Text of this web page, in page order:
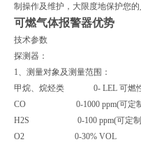
制操作及维护，大限度地保护您的
可燃气体报警器优势
技术参数
探测器：
1、测量对象及测量范围：
甲烷、烷烃类 0- LEL 可燃性
CO 0-1000 ppm(可定
H2S 0-100 ppm(可定
O2 0-30% VOL